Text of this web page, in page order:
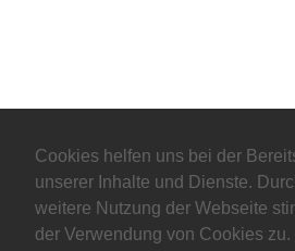
Cookies helfen uns bei der
unserer Inhalte und Dienste.
weitere Nutzung der Webseite
der Verwendung von Cookies zu.
© keepitliberal.de